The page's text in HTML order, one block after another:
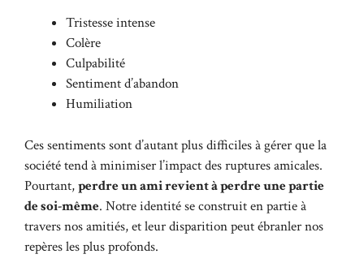
Tristesse intense
Colère
Culpabilité
Sentiment d’abandon
Humiliation
Ces sentiments sont d’autant plus difficiles à gérer que la
société tend à minimiser l’impact des ruptures amicales.
Pourtant,perdre un ami revient à perdre une partie
de soi-même. Notre identité se construit en partie à
travers nos amitiés, et leur disparition peut ébranler nos
repères les plus profonds.